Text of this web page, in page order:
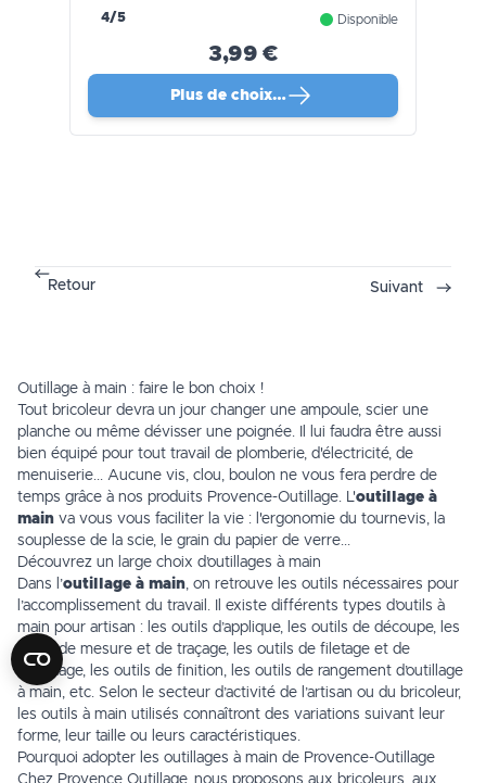
4/5 Disponible
3,99 €
Plus de choix…
Retour Suivant
Outillage à main : faire le bon choix !
Tout bricoleur devra un jour changer une ampoule, scier une
planche ou même dévisser une poignée. Il lui faudra être aussi
bien équipé pour tout travail de plomberie, d'électricité, de
menuiserie... Aucune vis, clou, boulon ne vous fera perdre de
temps grâce à nos produits Provence-Outillage. L'outillage à
main va vous vous faciliter la vie : l'ergonomie du tournevis, la
souplesse de la scie, le grain du papier de verre...
Découvrez un large choix d’outillages à main
Dans l’outillage à main, on retrouve les outils nécessaires pour
l’accomplissement du travail. Il existe différents types d’outils à
main pour artisan : les outils d’applique, les outils de découpe, les
outils de mesure et de traçage, les outils de filetage et de
taraudage, les outils de finition, les outils de rangement d’outillage
à main, etc. Selon le secteur d’activité de l’artisan ou du bricoleur,
les outils à main utilisés connaîtront des variations suivant leur
forme, leur taille ou leurs caractéristiques.
Pourquoi adopter les outillages à main de Provence-Outillage
Chez Provence Outillage, nous proposons aux bricoleurs, aux